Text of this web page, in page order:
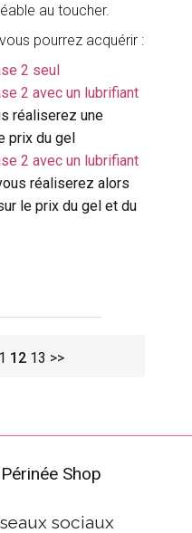
au toucher.
pourrez acquérir :
2 seul
2 avec un lubrifiant
réaliserez une
prix du gel
2 avec un lubrifiant
réaliserez alors
le prix du gel et du
12 13 >>
Shop
sociaux